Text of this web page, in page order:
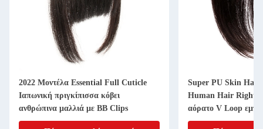
2022 Μοντέλα Essential Full Cuticle
Ιαπωνική πριγκίπισσα κόβει
ανθρώπινα μαλλιά με BB Clips
Super PU Skin Hair
Human Hair Right
αόρατο V Loop